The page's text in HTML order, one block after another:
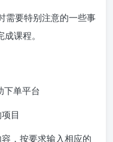
需要特别注意的一些事
课程。
下单平台
目
，按要求输入相应的